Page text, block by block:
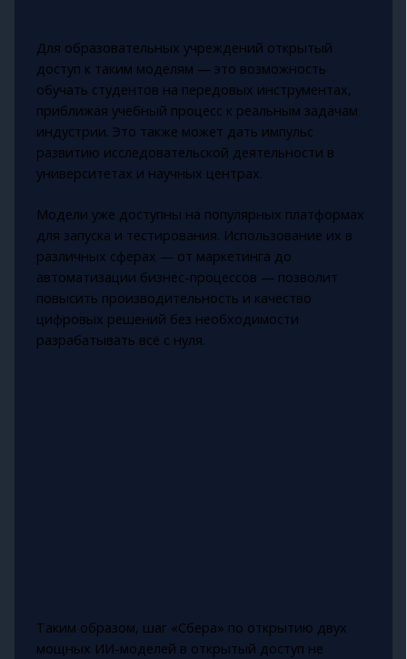
Для образовательных учреждений открытый
доступ к таким моделям — это возможность
обучать студентов на передовых инструментах,
приближая учебный процесс к реальным задачам
индустрии. Это также может дать импульс
развитию исследовательской деятельности в
университетах и научных центрах.
Модели уже доступны на популярных платформах
для запуска и тестирования. Использование их в
различных сферах — от маркетинга до
автоматизации бизнес-процессов — позволит
повысить производительность и качество
цифровых решений без необходимости
разрабатывать всё с нуля.
Таким образом, шаг «Сбера» по открытию двух
мощных ИИ-моделей в открытый доступ не